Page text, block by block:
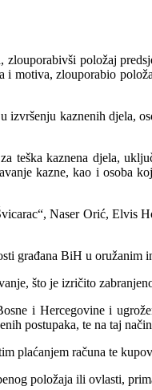
položaj
motiva, zlouporabio
kaznenih djela,
teška kaznena djela,
kazne, kao i osoba
Naser Orić,
građana BiH u
što je izričito
i Hercegovine i
postupaka, te na taj
plaćanjem računa te
položaja ili ovlasti,